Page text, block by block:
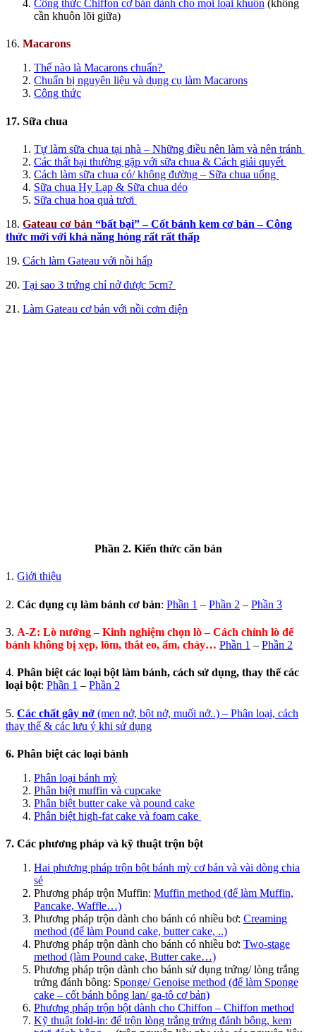
Công thức Chiffon cơ bản dành cho mọi loại khuôn (không
cần khuôn lõi giữa)
16. Macarons
Thế nào là Macarons chuẩn?
Chuẩn bị nguyên liệu và dụng cụ làm Macarons
Công thức
17. Sữa chua
Tự làm sữa chua tại nhà – Những điều nên làm và nên tránh
Các thất bại thường gặp với sữa chua & Cách giải quyết
Cách làm sữa chua có/ không đường – Sữa chua uống
Sữa chua Hy Lạp & Sữa chua dẻo
Sữa chua hoa quả tươi
18. Gateau cơ bản “bất bại” – Cốt bánh kem cơ bản – Công
thức mới với khả năng hỏng rất rất thấp
19. Cách làm Gateau với nồi hấp
20. Tại sao 3 trứng chỉ nở được 5cm?
21. Làm Gateau cơ bản với nồi cơm điện
Phần 2. Kiến thức căn bản
1. Giới thiệu
2. Các dụng cụ làm bánh cơ bản: Phần 1 – Phần 2 – Phần 3
3. A-Z: Lò nướng – Kinh nghiệm chọn lò – Cách chỉnh lò để
bánh không bị xẹp, lõm, thắt eo, ẩm, cháy… Phần 1 – Phần 2
4. Phân biệt các loại bột làm bánh, cách sử dụng, thay thế các
loại bột: Phần 1 – Phần 2
5. Các chất gây nở (men nở, bột nở, muối nở..) – Phân loại, cách
thay thế & các lưu ý khi sử dụng
6. Phân biệt các loại bánh
Phân loại bánh mỳ
Phân biệt muffin và cupcake
Phân biệt butter cake và pound cake
Phân biệt high-fat cake và foam cake
7. Các phương pháp và kỹ thuật trộn bột
Hai phương pháp trộn bột bánh mỳ cơ bản và vài dòng chia
sẻ
Phương pháp trộn Muffin: Muffin method (để làm Muffin,
Pancake, Waffle…)
Phương pháp trộn dành cho bánh có nhiều bơ: Creaming
method (để làm Pound cake, butter cake, ..)
Phương pháp trộn dành cho bánh có nhiều bơ: Two-stage
method (làm Pound cake, Butter cake…)
Phương pháp trộn dành cho bánh sử dụng trứng/ lòng trắng
trứng đánh bông: Sponge/ Genoise method (để làm Sponge
cake – cốt bánh bông lan/ ga-tô cơ bản)
Phương pháp trộn bột dành cho Chiffon – Chiffon method
Kỹ thuật fold-in: để trộn lòng trắng trứng đánh bông, kem